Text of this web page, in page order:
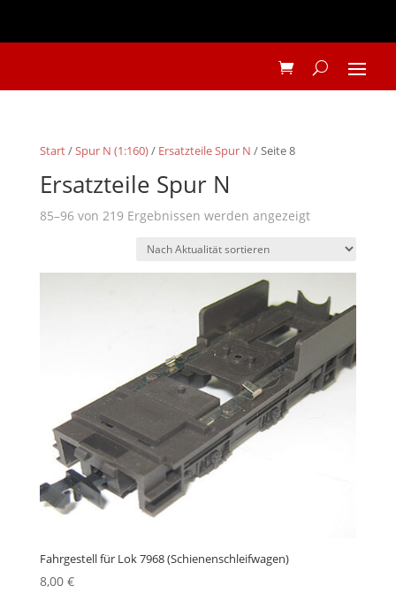
Start/Spur N (1:160)/ Ersatzteile Spur N / Seite 8
Ersatzteile Spur N
85–96 von 219 Ergebnissen werden angezeigtNach
sortiert
Fahrgestell für Lok 7968 (Schienenschleifwagen)
8,00 €